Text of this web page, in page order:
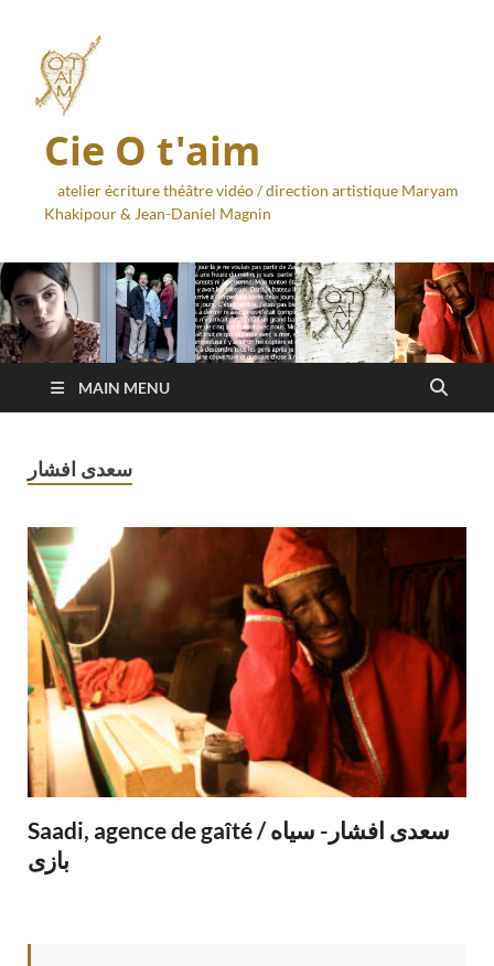
Cie O t'aim
atelier écriture théâtre vidéo / direction artistique Maryam
Khakipour & Jean-Daniel Magnin
MAIN MENU
سعدی افشار
Saadi, agence de gaîté / سعدی افشار- سیاه
بازی